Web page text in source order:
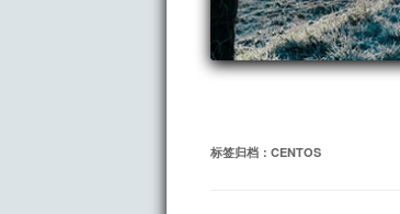
标签归档： CENTOS